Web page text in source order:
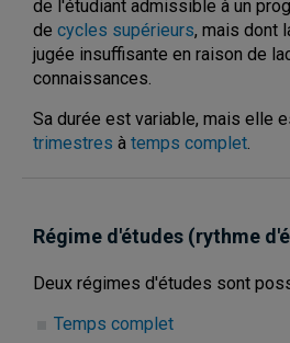
de l'étudiant admissible à un
de cycles supérieurs, mais dont
jugée insuffisante en raison de
connaissances.
Sa durée est variable, mais elle
trimestres à temps complet.
Régime d'études (rythme
Deux régimes d'études sont
Temps complet